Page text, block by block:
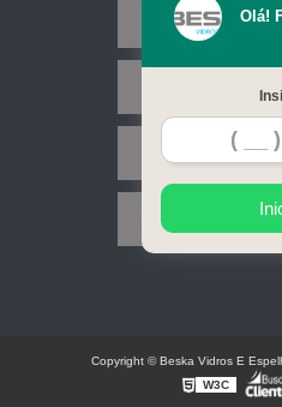
Mapa
Olá!
Copyright © Beska Vidros E
W3C